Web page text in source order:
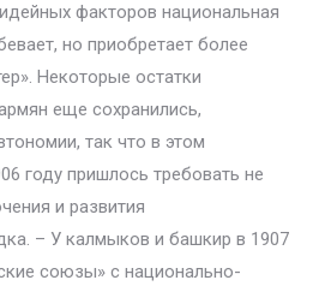
факторов национальная
но приобретает более
Некоторые остатки
еще сохранились,
так что в этом
году пришлось требовать не
и развития
– У калмыков и башкир в 1907
союзы» с национально-